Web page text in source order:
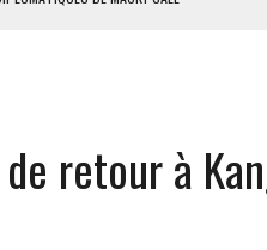
RELAXES
SIXIÈME
SYRIENNESretour à